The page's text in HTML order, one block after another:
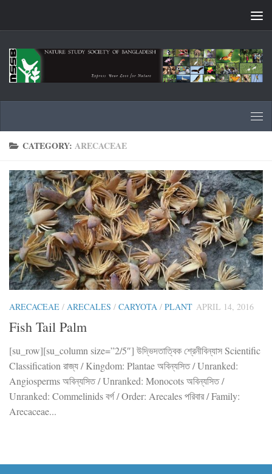
CATEGORY: ARECACEAE
ARECACEAE / ARECALES / CARYOTA / PLANT APRIL 14, 2016
Fish Tail Palm
[su_row][su_column size=”2/5″] উদ্ভিদতাত্বিক শ্রেনীবিন্যাস Scientific
Classification রাজ্য / Kingdom: Plantae অবিন্যসিত / Unranked:
Angiosperms অবিন্যসিত / Unranked: Monocots অবিন্যসিত /
Unranked: Commelinids বর্গ / Order: Arecales পরিবার / Family:
Arecaceae...